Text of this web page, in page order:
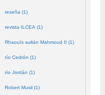
reseña (1)
revista ILCEA (1)
Rhaouïs sultán Mahmoud II (1)
río Cedrón (1)
río Jordán (1)
Robert Musil (1)